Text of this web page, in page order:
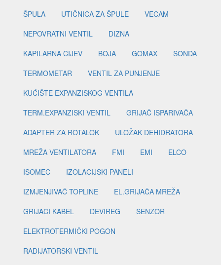
ŠPULA
UTIČNICA ZA ŠPULE
VECAM
NEPOVRATNI VENTIL
DIZNA
KAPILARNA CIJEV
BOJA GOMAX
SONDA
TERMOMETAR
VENTIL ZA PUNJENJE
KUĆIŠTE EXPANZISKOG VENTILA
TERM.EXPANZISKI VENTIL
GRIJAČ ISPARIVAČA
ADAPTER ZA ROTALOK
ULOŽAK DEHIDRATORA
MREŽA VENTILATORA
FMI EMI
ELCO
ISOMEC
IZOLACIJSKI PANELI
IZMJENJIVAČ TOPLINE
EL.GRIJAČA MREŽA
GRIJAČI KABEL
DEVIREG
SENZOR
ELEKTROTERMIČKI POGON
RADIJATORSKI VENTIL